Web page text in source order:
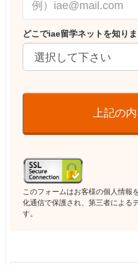
どこでiae留学ネットを知り
上記の
このフォームはお客様の個人情報
化通信で保護され、第三者による
す。